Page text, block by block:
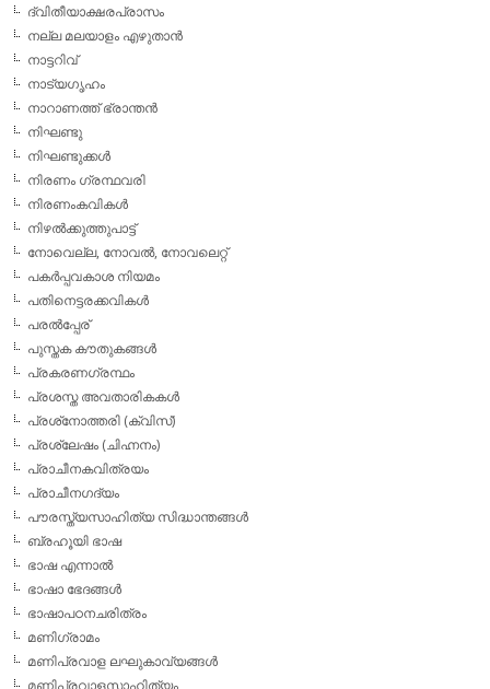
ദ്വിതീയാക്ഷരപ്രാസം
നല്ല മലയാളം എഴുതാന്‍
നാട്ടറിവ്
നാട്യഗൃഹം
നാറാണത്ത് ഭ്രാന്തന്‍
നിഘണ്ടു
നിഘണ്ടുക്കള്‍
നിരണം ഗ്രന്ഥവരി
നിരണംകവികള്‍
നിഴല്‍ക്കുത്തുപാട്ട്
നോവെല്ല, നോവല്‍, നോവലെറ്റ്
പകര്‍പ്പവകാശ നിയമം
പതിനെട്ടരക്കവികള്‍
പരല്‍പ്പേര്
പുസ്തക കൗതുകങ്ങള്‍
പ്രകരണഗ്രന്ഥം
പ്രശസ്ത അവതാരികകള്‍
പ്രശ്‌നോത്തരി (ക്വിസ്)
പ്രശ്ലേഷം (ചിഹ്നനം)
പ്രാചീനകവിത്രയം
പ്രാചീനഗദ്യം
പൗരസ്ത്യസാഹിത്യ സിദ്ധാന്തങ്ങള്‍
ബ്രഹൂയി ഭാഷ
ഭാഷ എന്നാല്‍
ഭാഷാ ഭേദങ്ങള്‍
ഭാഷാപഠനചരിത്രം
മണിഗ്രാമം
മണിപ്രവാള ലഘുകാവ്യങ്ങള്‍
മണിപ്രവാളസാഹിത്യം